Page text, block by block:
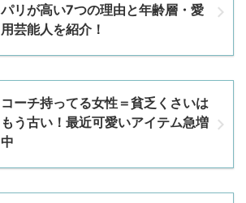
パリが高い7つの理由と年齢層・愛
用芸能人を紹介！
コーチ持ってる女性＝貧乏くさいは
もう古い！最近可愛いアイテム急増
中